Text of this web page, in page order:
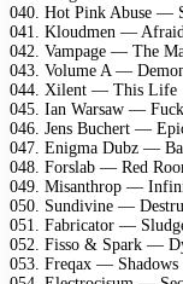
040. Hot Pink Abuse —
041. Kloudmen — Afraid
042. Vampage — The
043. Volume A —
044. Xilent — This Life
045. Ian Warsaw —
046. Jens Buchert —
047. Enigma Dubz —
048. Forslab — Red
049. Misanthrop —
050. Sundivine —
051. Fabricator —
052. Fisso & Spark —
053. Freqax — Shadows